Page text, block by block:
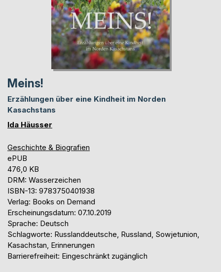
Meins!
Erzählungen über eine Kindheit im Norden
Kasachstans
Ida Häusser
Geschichte & Biografien
ePUB
476,0 KB
DRM: Wasserzeichen
ISBN-13: 9783750401938
Verlag: Books on Demand
Erscheinungsdatum: 07.10.2019
Sprache: Deutsch
Schlagworte: Russlanddeutsche, Russland, Sowjetunion,
Kasachstan, Erinnerungen
Barrierefreiheit: Eingeschränkt zugänglich